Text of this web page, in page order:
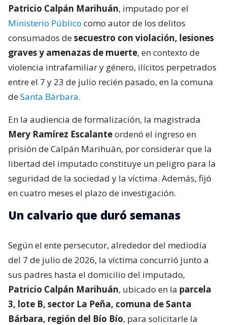
Patricio Calpán Marihuán, imputado por el
Ministerio Público como autor de los delitos
consumados desecuestro con violación, lesiones
graves y amenazas de muerte, en contexto de
violencia intrafamiliar y género, ilícitos perpetrados
entre el 7 y 23 de julio recién pasado, en la comuna
deSanta Bárbara.
En la audiencia de formalización, la magistrada
Mery Ramírez Escalanteordenó el ingreso en
prisión de Calpán Marihuán, por considerar que la
libertad del imputado constituye un peligro para la
seguridad de la sociedad y la víctima. Además, fijó
en cuatro meses el plazo de investigación.
Un calvario que duró semanas
Según el ente persecutor, alrededor del mediodía
del 7 de julio de 2026, la víctima concurrió junto a
sus padres hasta el domicilio del imputado,
Patricio Calpán Marihuán, ubicado en la parcela
3, lote B, sector La Peña, comuna de Santa
Bárbara, región del Bío Bío, para solicitarle la